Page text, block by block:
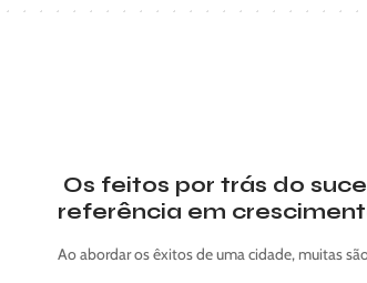
Os feitos por trás do
referência em
Ao abordar os êxitos de uma cidade, muitas